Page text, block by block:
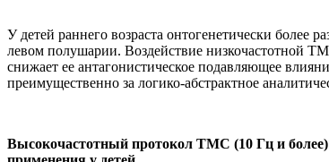
У детей раннего возраста онтогенетически более
левом полушарии. Воздействие низкочастотной
снижает ее антагонистическое подавляющее
преимущественно за логико-абстрактное
Высокочастотный протокол ТМС (10 Гц и